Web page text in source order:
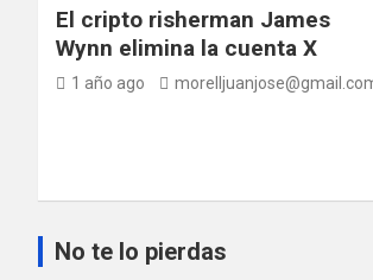
El cripto risherman James
Wynn elimina la cuenta X
1 año ago
No te lo pierdas